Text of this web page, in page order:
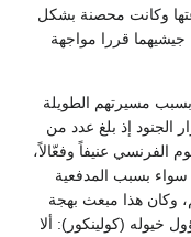
وكانت محصنة بشكل
قررا مواجهة
مُنهكين بسبب مسيرتهم الطويلة
إذ بلغ عدد من
الهجوم الفرنسي عنيفاً وفعّالاً،
سواء بسبب المدفعية
وكان هذا مبعث بهجة
خيوله (كولينكور): ألا